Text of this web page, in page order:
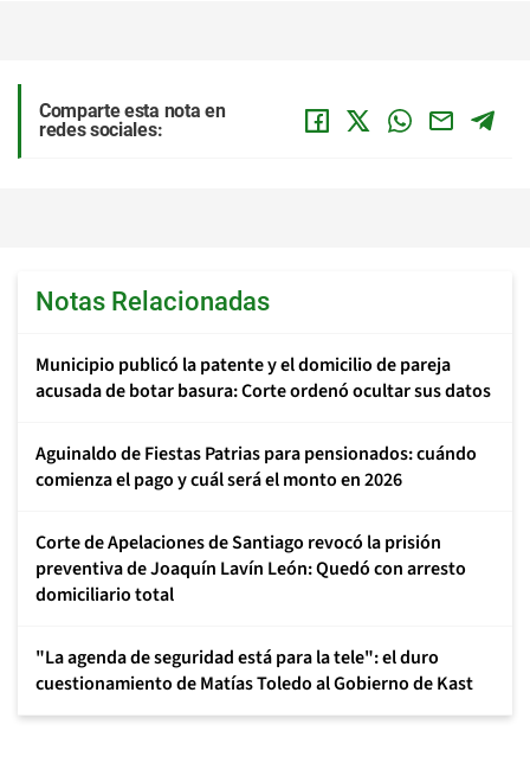
Comparte esta nota en
redes sociales:
Notas Relacionadas
Municipio publicó la patente y el domicilio de pareja
acusada de botar basura: Corte ordenó ocultar sus datos
Aguinaldo de Fiestas Patrias para pensionados: cuándo
comienza el pago y cuál será el monto en 2026
Corte de Apelaciones de Santiago revocó la prisión
preventiva de Joaquín Lavín León: Quedó con arresto
domiciliario total
"La agenda de seguridad está para la tele": el duro
cuestionamiento de Matías Toledo al Gobierno de Kast